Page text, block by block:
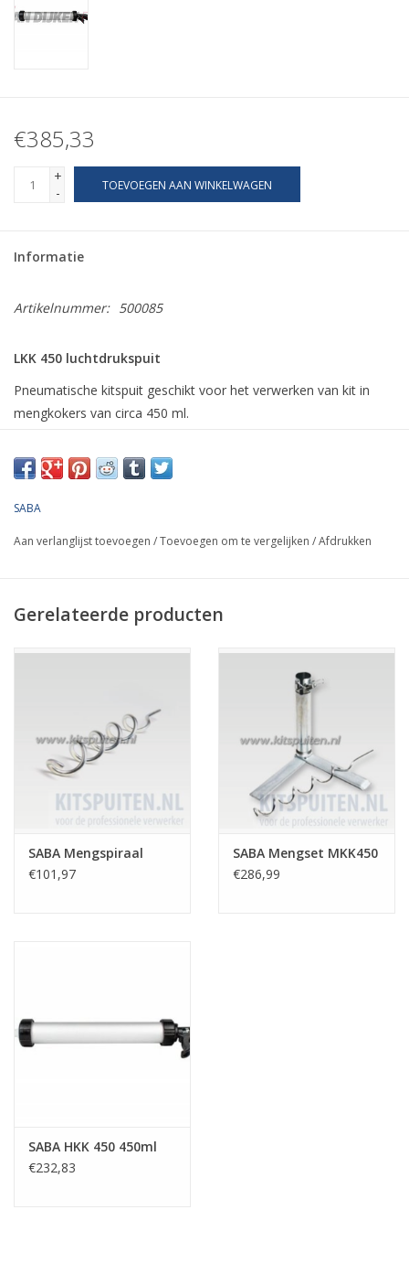
€385,33
+
-
TOEVOEGEN AAN WINKELWAGEN
Informatie
Artikelnummer: 500085
LKK 450 luchtdrukspuit
Pneumatische kitspuit geschikt voor het verwerken van kit in
mengkokers van circa 450 ml.
SABA
Aan verlanglijst toevoegen /Toevoegen om te vergelijken /Afdrukken
Gerelateerde producten
SABA Mengspiraal
€101,97
SABA Mengset MKK450
€286,99
SABA HKK 450 450ml
€232,83